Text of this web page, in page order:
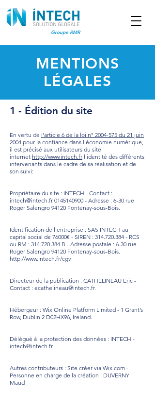
Groupe RMR
MENTIONS
LÉGALES
1 - Édition du site
En vertu de l'article 6 de la loi n° 2004-575 du 21 juin
2004 pour la confiance dans l'économie numérique,
il est précisé aux utilisateurs du site
internet http://www.intech.fr l'identité des différents
intervenants dans le cadre de sa réalisation et de
son suivi:
Propriétaire du site : INTECH - Contact :
intech@intech.fr 0145140900 - Adresse : 6-30 rue
Roger Salengro 94120 Fontenay-sous-Bois.
Identification de l'entreprise : SAS INTECH au
capital social de 76000€ - SIREN : 314.720.384 - RCS
ou RM : 314.720.384 B - Adresse postale : 6-30 rue
Roger Salengro 94120 Fontenay-sous-Bois.
http://www.intech.fr/cgv
Directeur de la publication : CATHELINEAU Eric -
Contact : ecathelineau@intech.fr.
Hébergeur : Wix Online Platform Limited - 1 Grant’s
Row, Dublin 2 D02HX96, Ireland.
Délégué à la protection des données : INTECH -
intech@intech.fr
Autres contributeurs : Site créer via Wix.com -
Personne en charge de la création : DUVERNY
Maud